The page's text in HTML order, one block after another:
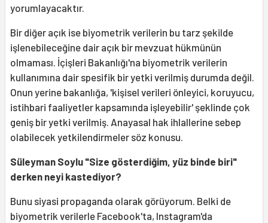
yorumlayacaktır.
Bir diğer açık ise biyometrik verilerin bu tarz şekilde
işlenebileceğine dair açık bir mevzuat hükmünün
olmaması. İçişleri Bakanlığı'na biyometrik verilerin
kullanımına dair spesifik bir yetki verilmiş durumda değil.
Onun yerine bakanlığa, 'kişisel verileri önleyici, koruyucu,
istihbari faaliyetler kapsamında işleyebilir' şeklinde çok
geniş bir yetki verilmiş. Anayasal hak ihlallerine sebep
olabilecek yetkilendirmeler söz konusu.
Süleyman Soylu "Size gösterdiğim, yüz binde biri"
derken neyi kastediyor?
Bunu siyasi propaganda olarak görüyorum. Belki de
biyometrik verilerle Facebook'ta, Instagram'da